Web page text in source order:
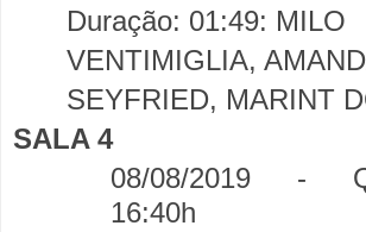
Duração: 01:49: MILO
VENTIMIGLIA,
SEYFRIED, MARINT
SALA 4
08/08/2019 -
16:40h